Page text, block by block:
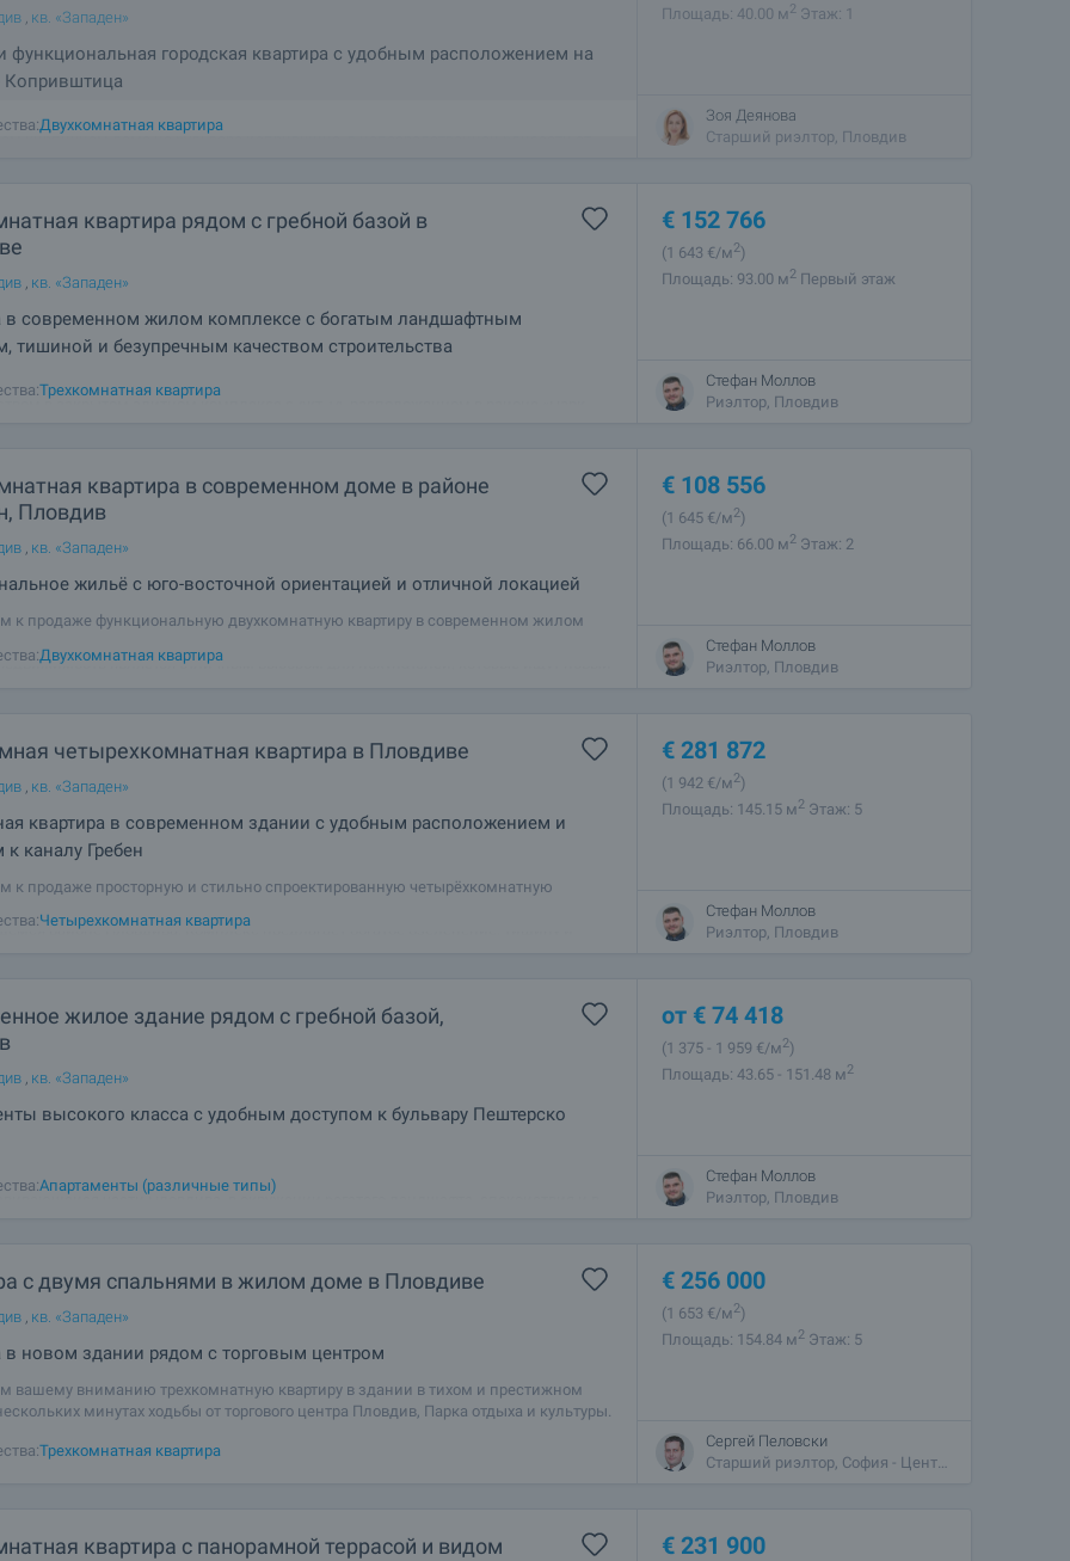
, кв. «Западен»
функциональная городская квартира с удобным расположением на
Копривштица
светлую и функциональную двухкомнатную квартиру, расположенную в
кирпичном доме на бульваре Копривщица, в непосредственной близости от
Двухкомнатная квартира
Площадь: 40.00 м 2 Этаж: 1
Зоя Деянова
Старший риэлтор, Пловдив
квартира рядом с гребной базой в
, кв. «Западен»
в современном жилом комплексе с богатым ландшафтным
тишиной и безупречным качеством строительства
к продаже трёхкомнатную квартиру в новостройке с прогрессирующим
в закрытом элитном комплексе с Акт 14, расположенном в районе «Парк
Трехкомнатная квартира
€ 152 766
(1 643 €/м2)
Площадь: 93.00 м2 Первый этаж
Стефан Моллов
Риэлтор, Пловдив
квартира в современном доме в районе
Пловдив
, кв. «Западен»
жильё с юго-восточной ориентацией и отличной локацией
к продаже функциональную двухкомнатную квартиру в современном жилом
является отличным выбором для покупателей, которые ищут новый
Двухкомнатная квартира
€ 108 556
(1 645 €/м2)
Площадь: 66.00 м2 Этаж: 2
Стефан Моллов
Риэлтор, Пловдив
четырехкомнатная квартира в Пловдиве
, кв. «Западен»
квартира в современном здании с удобным расположением и
к каналу Гребен
к продаже просторную и стильно спроектированную четырёхкомнатную
районе Пловдива. Комплекс предлагает богатое озеленение, тишину и
Четырехкомнатная квартира
€ 281 872
(1 942 €/м2)
Площадь: 145.15 м2 Этаж: 5
Стефан Моллов
Риэлтор, Пловдив
жилое здание рядом с гребной базой,
, кв. «Западен»
высокого класса с удобным доступом к бульвару Пештерско
новый дом в недавно построенном современном жилом здании в тихой и
части Пловдива, в окружении богатого ландшафта, спокойствия и в
Апартаменты (различные типы)
от € 74 418
(1 375 - 1 959 €/м2)
Площадь: 43.65 - 151.48 м2
Стефан Моллов
Риэлтор, Пловдив
с двумя спальнями в жилом доме в Пловдиве
, кв. «Западен»
в новом здании рядом с торговым центром
вашему вниманию трехкомнатную квартиру в здании в тихом и престижном
минутах ходьбы от торгового центра Пловдив, Парка отдыха и культуры.
на 5 этаже с
Трехкомнатная квартира
€ 256 000
(1 653 €/м2)
Площадь: 154.84 м2 Этаж: 5
Сергей Пеловски
Старший риэлтор, София - Центральный
квартира с панорамной террасой и видом
€ 231 900